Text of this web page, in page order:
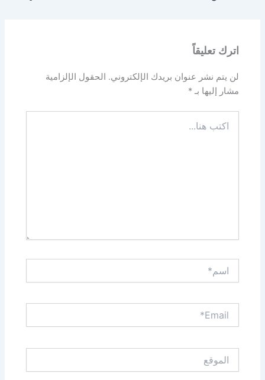
اترك تعليقاً
لن يتم نشر عنوان بريدك الإلكتروني. الحقول الإلزامية
مشار إليها بـ*
هنا...